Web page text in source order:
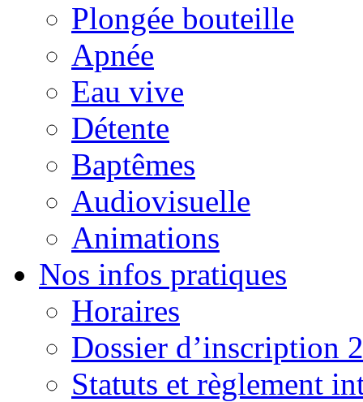
Plongée bouteille
Apnée
Eau vive
Détente
Baptêmes
Audiovisuelle
Animations
Nos infos pratiques
Horaires
Dossier d’inscription
Statuts et règlement